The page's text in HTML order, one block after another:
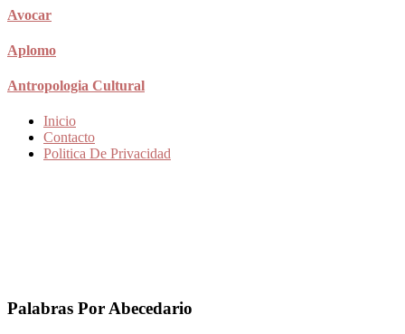
Avocar
Aplomo
Antropologia Cultural
Inicio
Contacto
Politica De Privacidad
Palabras Por Abecedario